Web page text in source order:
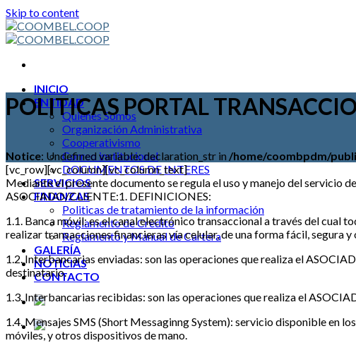
Skip to content
INICIO
ENTIDAD
Quienes Somos
Organización Administrativa
Cooperativismo
Correo institucional
DOCUMENTOS DE INTERES
SERVICIOS
FINANZAS
Politicas de tratamiento de la información
Reglamento de Crédito
Reglamento y Manual de Cartera
GALERÍA
NOTICIAS
CONTACTO
POLITICAS PORTAL
Notice: Undefined variable: declaration_str in /home/coombpdm/
[vc_row][vc_column][vc_column_text]
Mediante el presente documento se regula el uso y manejo del
ASOCIADO/CLIENTE:1. DEFINICIONES:
1.1. Banca móvil: es el canal electrónico transaccional a través del
realizar transacciones financieras vía celular, de una forma fácil, segura y
1.2. Interbancarias enviadas: son las operaciones que realiza el
destinatario.
1.3. Interbancarias recibidas: son las operaciones que realiza el
1.4. Mensajes SMS (Short Messaginng System): servicio disponible en
móviles, y otros dispositivos de mano.